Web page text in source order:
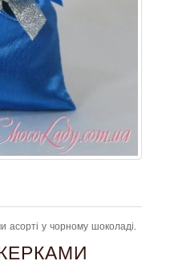
асорті у чорному шоколаді.